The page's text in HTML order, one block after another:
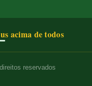
acima de todos
reservados